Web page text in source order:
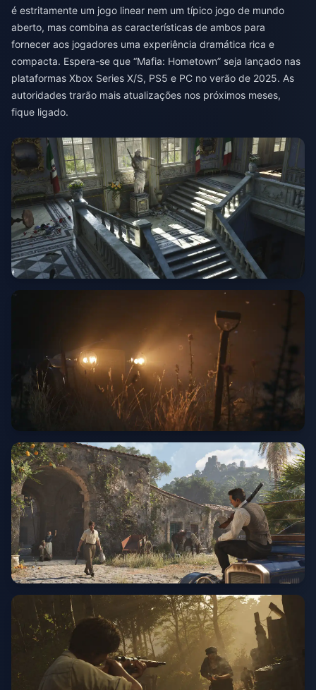
é estritamente um jogo linear nem um típico jogo de mundo
aberto, mas combina as características de ambos para
fornecer aos jogadores uma experiência dramática rica e
compacta. Espera-se que “Mafia: Hometown” seja lançado nas
plataformas Xbox Series X/S, PS5 e PC no verão de 2025. As
autoridades trarão mais atualizações nos próximos meses,
fique ligado.